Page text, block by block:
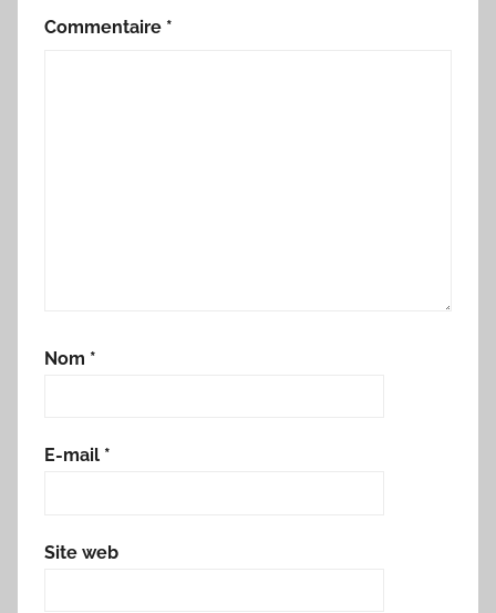
Commentaire *
Nom *
E-mail *
Site web